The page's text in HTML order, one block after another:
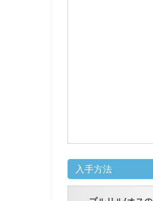
入手方法